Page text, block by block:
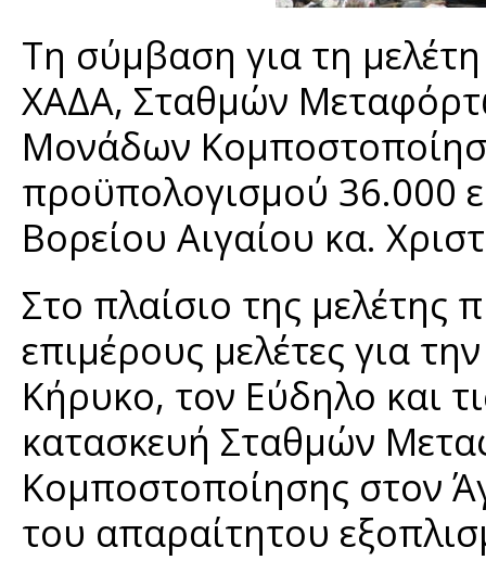
Τη σύμβαση για τη
ΧΑΔΑ, Σταθμών
Μονάδων
προϋπολογισμού 36.000
Βορείου Αιγαίου κα.
Στο πλαίσιο της μελέτης
επιμέρους μελέτες για
Κήρυκο, τον Εύδηλο και
κατασκευή Σταθμών
Κομποστοποίησης στον
του απαραίτητου